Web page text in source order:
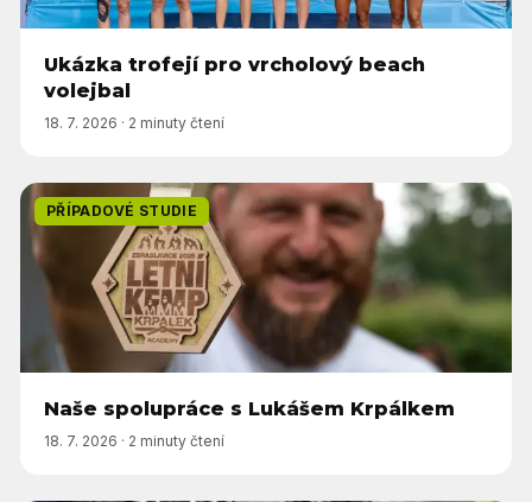
Ukázka trofejí pro vrcholový beach
volejbal
18. 7. 2026 · 2 minuty čtení
PŘÍPADOVÉ STUDIE
Naše spolupráce s Lukášem Krpálkem
18. 7. 2026 · 2 minuty čtení